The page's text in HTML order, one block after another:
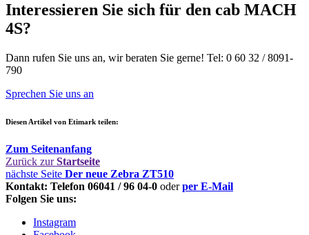
Interessieren Sie sich für den cab MACH
4S?
Dann rufen Sie uns an, wir beraten Sie gerne! Tel: 0 60 32 / 8091-
790
Sprechen Sie uns an
Diesen Artikel von Etimark teilen:
Zum Seitenanfang
Zurück zurStartseite
nächste Seite Der neue Zebra ZT510
Kontakt: Telefon 06041 / 96 04-0 oderper E-Mail
Folgen Sie uns:
Instagram